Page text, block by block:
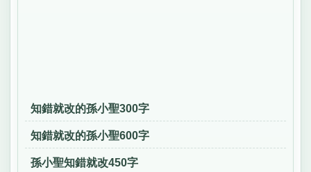
知錯就改的孫小聖300字
知錯就改的孫小聖600字
孫小聖知錯就改450字